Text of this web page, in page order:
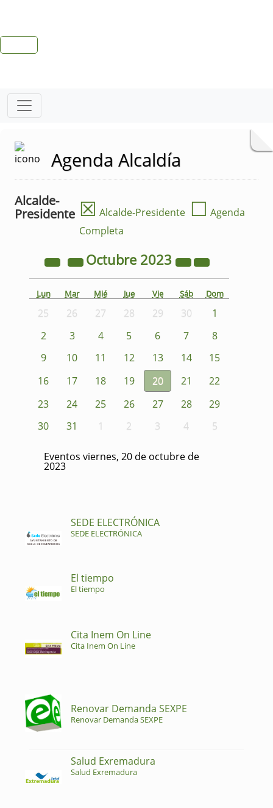
Agenda Alcaldía
Alcalde-
Presidente ☒ Alcalde-Presidente ☐ Agenda
Completa
Octubre 2023
Lun Mar Mié Jue Vie Sáb Dom
25 26 27 28 29 30
1
2
3 4 5 6 7
8
9
10 11 12 13 14
15
16
17 18 19 20 21
22
23
24 25 26 27 28
29
30
31 1 2 3 4 5
Eventos viernes, 20 de octubre de
2023
SEDE ELECTRÓNICA
SEDE ELECTRÓNICA
El tiempo
El tiempo
Cita Inem On Line
Cita Inem On Line
Renovar Demanda SEXPE
Renovar Demanda SEXPE
Salud Exremadura
Salud Exremadura